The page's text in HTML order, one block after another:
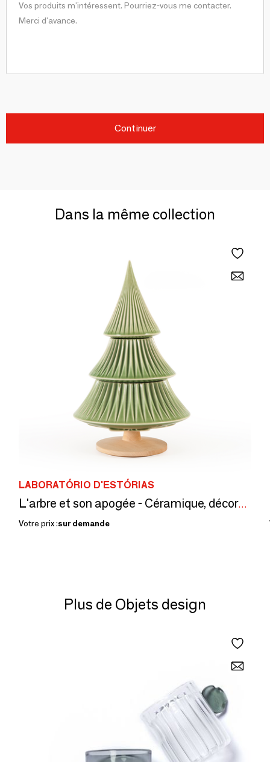
Continuer
Dans la même collection
LABORATÓRIO D'ESTÓRIAS
L'arbre et son apogée - Céramique, décorative
Votre prix :sur demande
Plus de Objets design